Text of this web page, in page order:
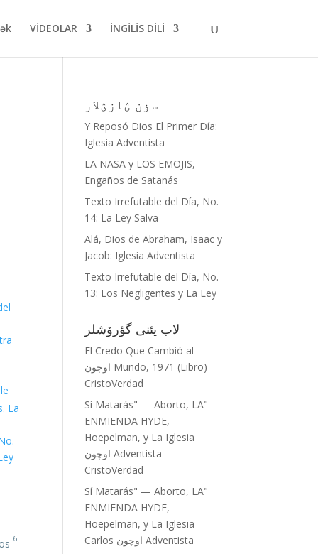
İNGİLİS DİLİ
VİDEOLAR
La
6
سۏن ؽازؽلار
Y Reposó Dios El Primer Día:
Iglesia Adventista
LA NASA y LOS EMOJIS,
Engaños de Satanás
Texto Irrefutable del Día, No.
14: La Ley Salva
Alá, Dios de Abraham, Isaac y
Jacob: Iglesia Adventista
Texto Irrefutable del Día, No.
13: Los Negligentes y La Ley
لاب یئنی گؤرۆشلر
El Credo Que Cambió al
Mundo, 1971 (Libro) اوچون
CristoVerdad
"Sí Matarás" — Aborto, LA
ENMIENDA HYDE,
Hoepelman, y La Iglesia
Adventistaاوچون
CristoVerdad
"Sí Matarás" — Aborto, LA
ENMIENDA HYDE,
Hoepelman, y La Iglesia
Adventistaاوچون Carlos